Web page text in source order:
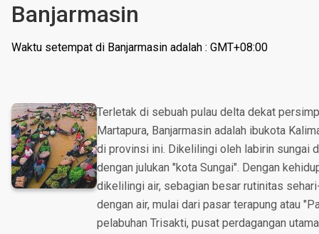
Banjarmasin
Waktu setempat di Banjarmasin adalah : GMT+08:00
Terletak di sebuah pulau delta dekat
Martapura, Banjarmasin adalah ibukota
di provinsi ini. Dikelilingi oleh labirin sungai
dengan julukan "kota Sungai". Dengan
dikelilingi air, sebagian besar rutinitas
dengan air, mulai dari pasar terapung atau
pelabuhan Trisakti, pusat perdagangan